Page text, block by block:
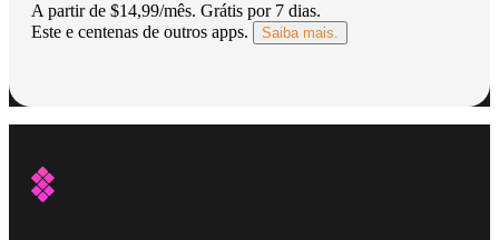
A partir de $14,99/mês. Grátis por 7 dias.
Este e centenas de outros apps.
Saiba mais.